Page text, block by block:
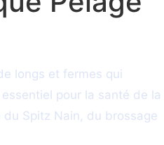
longs et fermes qui
pour la santé de la
Spitz Nain, du brossage